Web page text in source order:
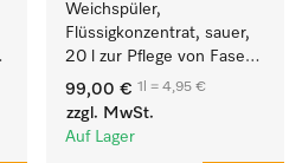
Weichspüler,
Flüssigkonzentrat, sauer,
20 l zur Pflege von Fasern
für eine langfristige
Geschmeidigkeit der
Textilien.
99,00 € 1l = 4,95 €
zzgl. MwSt.
Auf Lager